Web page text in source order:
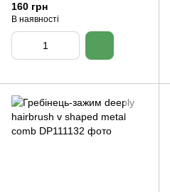
160 грн
В наявності